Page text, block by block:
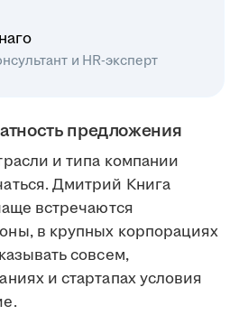
и HR-эксперт
предложения
и типа компании
Дмитрий Книга
встречаются
в крупных корпорациях
совсем,
и стартапах условия